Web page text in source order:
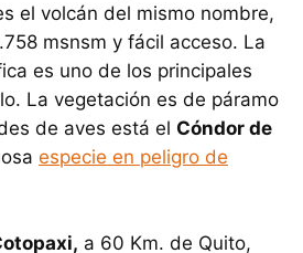
el volcán del mismo nombre,
msnsm y fácil acceso. La
es uno de los principales
La vegetación es de páramo
de aves está el Cóndor de
especie en peligro de
a 60 Km. de Quito,